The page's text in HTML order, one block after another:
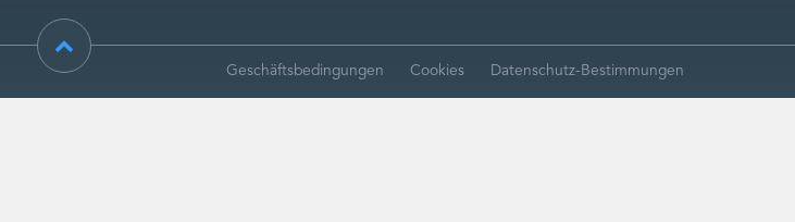
Geschäftsbedingungen Cookies Datenschutz-Bestimmungen